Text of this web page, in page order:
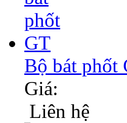
Bộ bát phốt
Giá:
Liên hệ